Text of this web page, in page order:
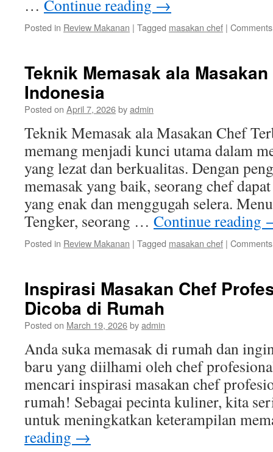
… Continue reading →
Posted in Review Makanan | Tagged masakan chef |
Teknik Memasak ala
Indonesia
Posted on April 7, 2026byadmin
Teknik Memasak ala Masakan Chef
memang menjadi kunci utama dalam
yang lezat dan berkualitas. Dengan
memasak yang baik, seorang chef
yang enak dan menggugah selera.
Tengker, seorang … Continue reading
Posted in Review Makanan | Tagged masakan chef |
Inspirasi Masakan Chef
Dicoba di Rumah
Posted on March 19, 2026byadmin
Anda suka memasak di rumah dan
baru yang diilhami oleh chef
mencari inspirasi masakan chef
rumah! Sebagai pecinta kuliner, kita
untuk meningkatkan keterampilan
reading →